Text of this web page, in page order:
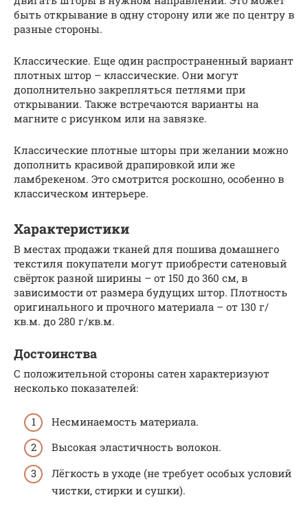
быть открывание в одну сторону или же по центру в
разные стороны.
Классические. Еще один распространенный вариант
плотных штор – классические. Они могут
дополнительно закрепляться петлями при
открывании. Также встречаются варианты на
магните с рисунком или на завязке.
Классические плотные шторы при желании можно
дополнить красивой драпировкой или же
ламбрекеном. Это смотрится роскошно, особенно в
классическом интерьере.
Характеристики
В местах продажи тканей для пошива домашнего
текстиля покупатели могут приобрести сатеновый
свёрток разной ширины – от 150 до 360 см, в
зависимости от размера будущих штор. Плотность
оригинального и прочного материала – от 130 г/
кв.м. до 280 г/кв.м.
Достоинства
С положительной стороны сатен характеризуют
несколько показателей:
Несминаемость материала.
Высокая эластичность волокон.
Лёгкость в уходе (не требует особых условий
чистки, стирки и сушки).